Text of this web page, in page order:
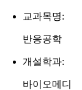
교과목명:
반응공학
개설학과:
바이오메디